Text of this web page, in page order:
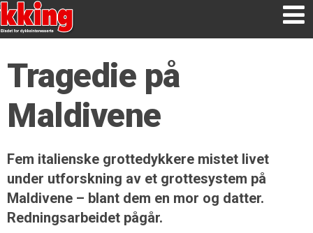
Tragedie på
Maldivene
Fem italienske grottedykkere mistet livet
under utforskning av et grottesystem på
Maldivene – blant dem en mor og datter.
Redningsarbeidet pågår.